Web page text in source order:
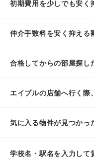
初期費用を少しでも安く
仲介手数料を安く抑える
合格してからの部屋探し
エイブルの店舗へ行く際
気に入る物件が見つかっ
学校名・駅名を入力して